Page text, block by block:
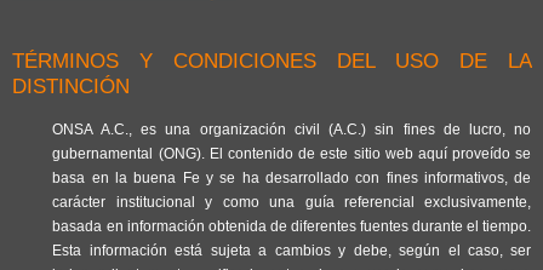
TÉRMINOS Y CONDICIONES DEL USO DE LA
DISTINCIÓN
ONSA A.C., es una organización civil (A.C.) sin fines de lucro, no
gubernamental (ONG). El contenido de este sitio web aquí proveído se
basa en la buena Fe y se ha desarrollado con fines informativos, de
carácter institucional y como una guía referencial exclusivamente,
basada en información obtenida de diferentes fuentes durante el tiempo.
Esta información está sujeta a cambios y debe, según el caso, ser